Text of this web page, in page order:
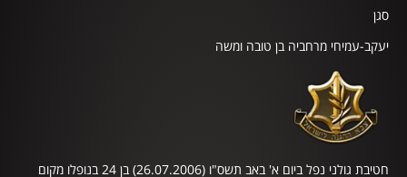
סגן
יעקב-עמיחי מרחביה בן טובה ומשה
חטיבת גולני נפל ביום א' באב תשס"ו (26.07.2006) בן 24 בנופלו מקום